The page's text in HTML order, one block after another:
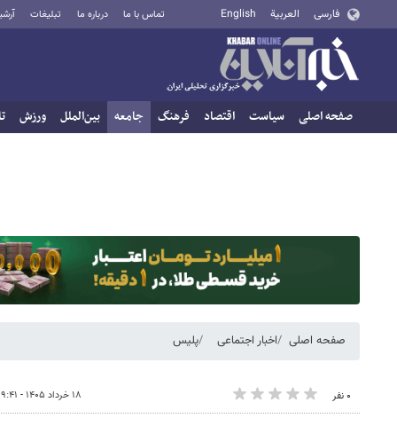
فارسی العربية English تماس با ما درباره ما تبلیغات
صفحه اصلی سیاست اقتصاد فرهنگ جامعه بین‌الملل ورزش
صفحه اصلی اخبار اجتماعی پلیس
۰ نفر ۱۸ خرداد ۱۴۰۵ - ۰۹:۴۱